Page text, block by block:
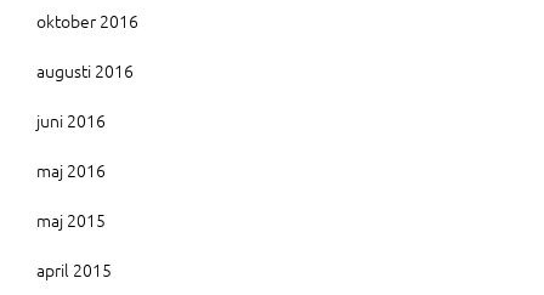
oktober 2016
augusti 2016
juni 2016
maj 2016
maj 2015
april 2015